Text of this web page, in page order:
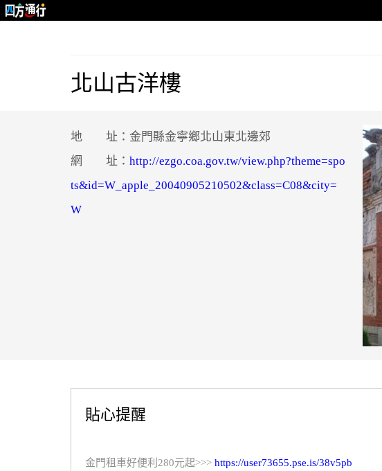
北山古洋樓
地 址：金門縣金寧鄉北山東北邊郊
網 址： http://ezgo.coa.gov.tw/view.php?theme=spo
ts&id=W_apple_20040905210502&class=C08&city=
W
貼心提醒
金門租車好便利280元起>>> https://user73655.pse.is/38v5pb